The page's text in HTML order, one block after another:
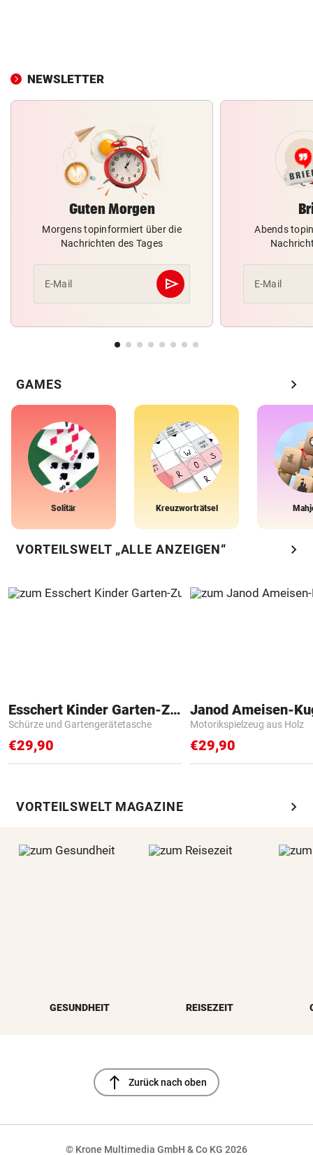
NEWSLETTER
Guten Morgen
Morgens topinformiert über die
Nachrichten des Tages
E-Mail send
Abschicken
Abends
E-Mail
GAMES chevron_right
Solitär Kreuzworträtsel
VORTEILSWELT „ALLE ANZEIGEN“ chevron_right
Esschert Kinder Garten-Zubehör
Schürze und Gartengerätetasche
€29,90
Janod Ameisen-
Motorikspielzeug aus Holz
€29,90
VORTEILSWELT MAGAZINE chevron_right
GESUNDHEIT REISEZEIT
north Zurück nach oben
© Krone Multimedia GmbH & Co KG 2026